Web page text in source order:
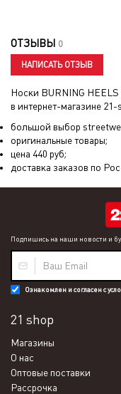
ОТЗЫВЫ 0
НАПИСАТЬ ОТЗЫВ
Носки BURNING
в интернет-магазине
большой выбор
оригинальные товары;
цена 440 руб;
доставка заказов по
Подпишись на наши новости и
Ознакомлен и согласен с
21 shop
Магазины
О нас
Оптовые поставки
Рассрочка